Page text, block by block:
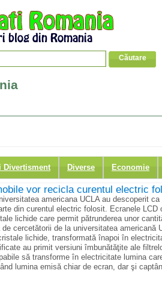
Divertisment Diverse Economie
vor recicla curentul electric
americana UCLA au descoperit
din curentul electric folosit. Ecranele
lichide care permit pătrunderea unor
cercetătorii de la universitatea americană
lichide, transformată înapoi în
au primit versiuni îmbunătăţite ale
să transforme în electricitate lumina
lumina emisă chiar de ecran, dar şi